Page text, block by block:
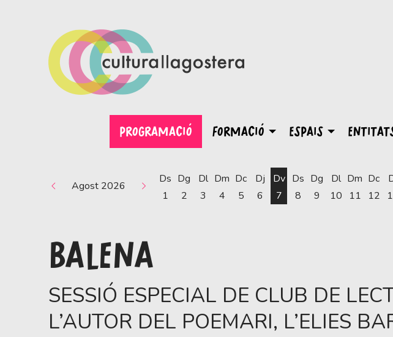
PROGRAMACIÓ FORMACIÓ ESPAIS
Agost 2026
Ds
1
Dg
2
Dl
3
Dm
4
Dc
5
Dj
6
Dv
7
Ds
8
Dg
9
Dl
10
Dm
11
Dc
12
BALENA
SESSIÓ ESPECIAL DE CLUB DE
L’AUTOR DEL POEMARI, L’ELIES